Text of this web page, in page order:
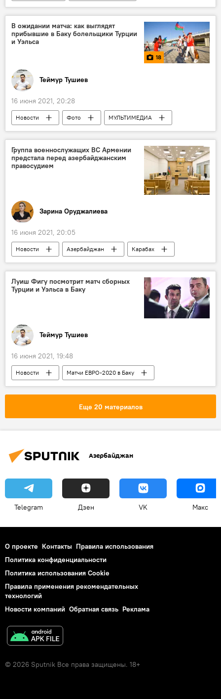
В ожидании матча: как выглядят
прибывшие в Баку болельщики Турции
и Уэльса
18
Теймур Тушиев
16 июня 2021, 20:28
Новости Фото
МУЛЬТИМЕДИА
Матчи ЕВРО-2020 в Баку
Азербайджан
Новости мира
Sputnik Style
Евро-2020
Группа военнослужащих ВС Армении
предстала перед азербайджанским
правосудием
Зарина Оруджалиева
16 июня 2021, 20:05
Новости Азербайджан
Карабах
Политика
суд
Баку
диверсанты
армянские военнослужащие
Луиш Фигу посмотрит матч сборных
Турции и Уэльса в Баку
Теймур Тушиев
16 июня 2021, 19:48
Новости
Матчи ЕВРО-2020 в Баку
Азербайджан
Спорт
ЖИЗНЬ
Баку
Евро-2020
Еще 20 материалов
Азербайджан
Telegram Дзен VK Макс
О проекте Контакты Правила использования
Политика конфиденциальности
Политика использования Cookie
Правила применения рекомендательных
технологий
Новости компаний Обратная связь Реклама
© 2026 Sputnik Все права защищены. 18+